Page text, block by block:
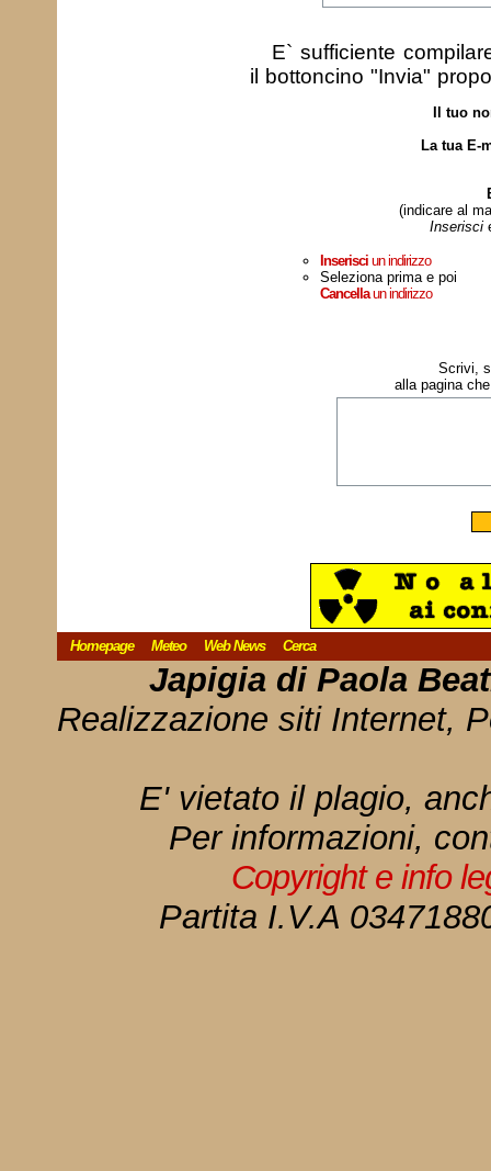
E` sufficiente
il bottoncino "Invia"
Il tuo
La tua E-
(indicare al
Inserisci
Inserisciun indirizzo
Seleziona prima e poi
Cancellaun indirizzo
Scrivi,
alla pagina
Homepage Meteo Web News Cerca
Japigia di Paola
Realizzazione siti Internet,
E' vietato il plagio,
Per informazioni,
Copyright e info
Partita I.V.A